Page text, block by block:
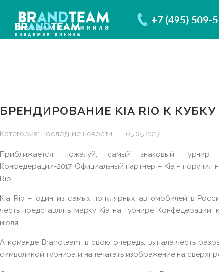
+7 (495) 509-
БРЕНДИРОВАНИЕ KIA RIO К
Категория: Последние новости 05.05.2017
Приближается, пожалуй, самый знаковый
Конфедерации-2017. Официальный партнер – Kia – поручил
Rio.
Kia Rio – один из самых популярных автомобилей в
честь представлять марку Kia на турнире
июля.
А команде Brandteam, в свою очередь, выпала честь
символикой турнира и напечатать изображение на